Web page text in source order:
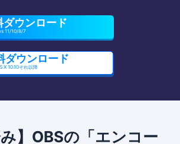
ダウンロード
11/10/8/7
ダウンロード
X 10.10それ以降
み】OBSの「エンコー